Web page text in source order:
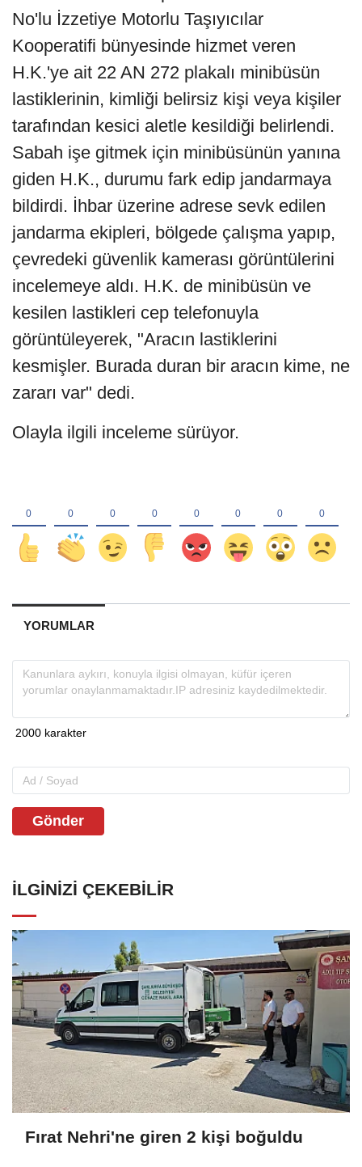
No'lu İzzetiye Motorlu Taşıyıcılar
Kooperatifi bünyesinde hizmet veren
H.K.'ye ait 22 AN 272 plakalı minibüsün
lastiklerinin, kimliği belirsiz kişi veya kişiler
tarafından kesici aletle kesildiği belirlendi.
Sabah işe gitmek için minibüsünün yanına
giden H.K., durumu fark edip jandarmaya
bildirdi. İhbar üzerine adrese sevk edilen
jandarma ekipleri, bölgede çalışma yapıp,
çevredeki güvenlik kamerası görüntülerini
incelemeye aldı. H.K. de minibüsün ve
kesilen lastikleri cep telefonuyla
görüntüleyerek, "Aracın lastiklerini
kesmişler. Burada duran bir aracın kime, ne
zararı var" dedi.
Olayla ilgili inceleme sürüyor.
YORUMLAR
Gönder
İLGINIZI ÇEKEBILIR
Fırat Nehri'ne giren 2 kişi boğuldu